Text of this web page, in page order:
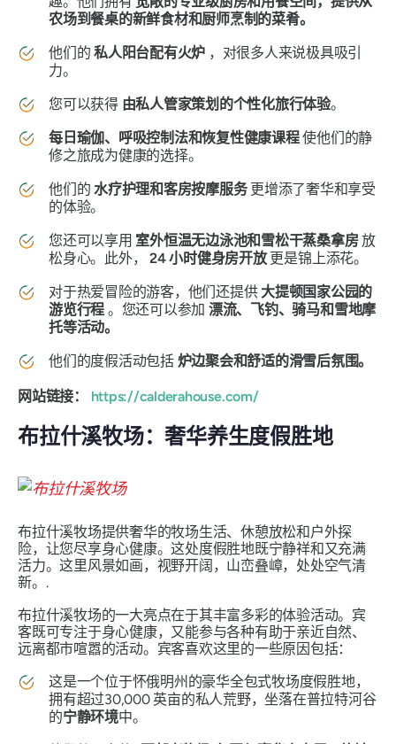
农场到餐桌的新鲜食材和厨师烹制的菜肴。
他们的私人阳台配有火炉 ，对很多人来说极具吸引
力。
您可以获得 由私人管家策划的个性化旅行体验。
每日瑜伽、呼吸控制法和恢复性健康课程使他们的静
修之旅成为健康的选择。
他们的 水疗护理和客房按摩服务更增添了奢华和享受
的体验。
您还可以享用 室外恒温无边泳池和雪松干蒸桑拿房放
松身心。此外，24 小时健身房开放 更是锦上添花。
对于热爱冒险的游客，他们还提供 大提顿国家公园的
游览行程 。您还可以参加 漂流、飞钓、骑马和雪地摩
托等活动。
他们的度假活动包括炉边聚会和舒适的滑雪后氛围。
网站链接： https://calderahouse.com/
布拉什溪牧场：奢华养生度假胜地
布拉什溪牧场提供奢华的牧场生活、休憩放松和户外探
险，让您尽享身心健康。这处度假胜地既宁静祥和又充满
活力。这里风景如画，视野开阔，山峦叠嶂，处处空气清
新。.
布拉什溪牧场的一大亮点在于其丰富多彩的体验活动。宾
客既可专注于身心健康，又能参与各种有助于亲近自然、
远离都市喧嚣的活动。宾客喜欢这里的一些原因包括：
这是一个位于怀俄明州的豪华全包式牧场度假胜地，
拥有超过30,000 英亩的私人荒野，坐落在普拉特河谷
的宁静环境中。